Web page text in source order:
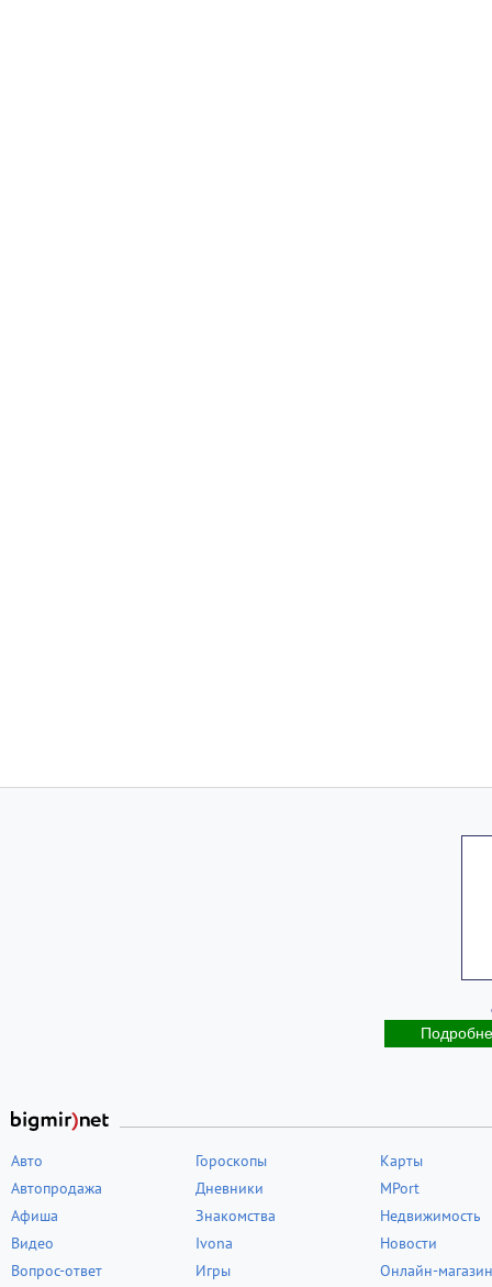
Авто
Автопродажа
Афиша
Видео
Вопрос-ответ
Гороскопы
Дневники
Знакомства
Ivona
Игры
Карты
MPort
Недвижимость
Новости
Онлайн-магазин